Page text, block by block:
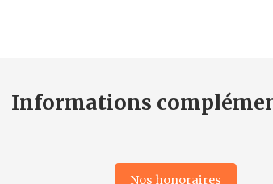
Informations
Nos honoraires